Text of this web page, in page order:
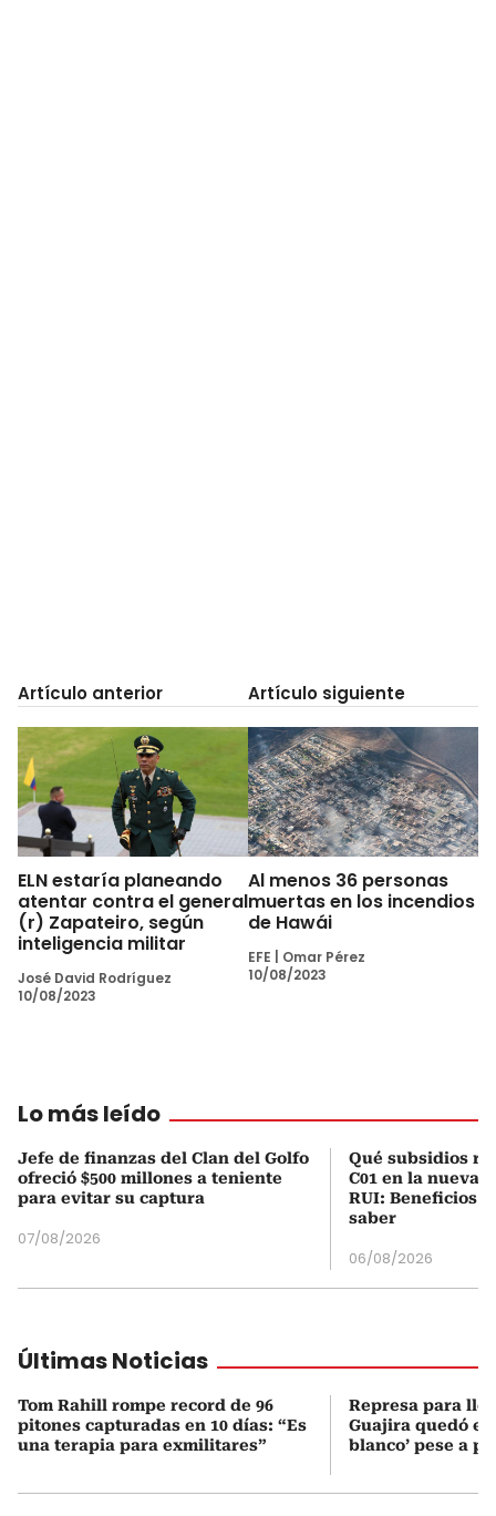
Artículo anterior
ELN estaría planeando
atentar contra el general
(r) Zapateiro, según
inteligencia militar
José David Rodríguez
10/08/2023
Artículo siguiente
Al menos 36 personas
muertas en los incendios
de Hawái
EFE
Omar Pérez
10/08/2023
Lo más leído
Jefe de finanzas del Clan del Golfo
ofreció $500 millones a teniente
para evitar su captura
07/08/2026
Qué subsidios
C01 en la nueva
RUI: Beneficios
saber
06/08/2026
Últimas Noticias
Tom Rahill rompe record de 96
pitones capturadas en 10 días: “Es
una terapia para exmilitares”
Represa para
Guajira quedó en
blanco’ pese a